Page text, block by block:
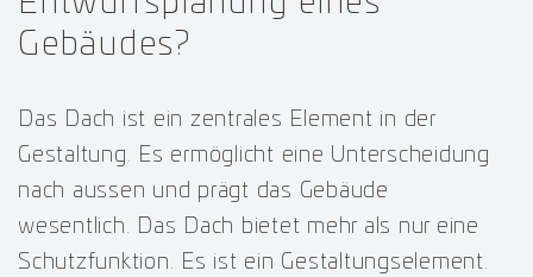
Gebäudes?
Das Dach ist ein zentrales Element in der
Gestaltung. Es ermöglicht eine Unterscheidung
nach aussen und prägt das Gebäude
wesentlich. Das Dach bietet mehr als nur eine
Schutzfunktion. Es ist ein Gestaltungselement.